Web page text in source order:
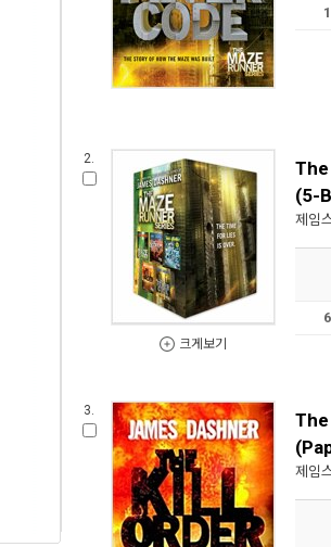
2.
크게보기
(5-
제임
3.
제임